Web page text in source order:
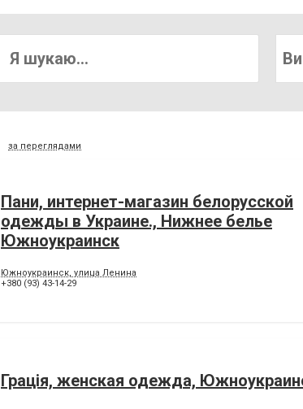
за переглядами
Пани, интернет-магазин белорусской
одежды в Украине., Нижнее белье
Южноукраинск
Южноукраинск, улица Ленина
+380 (93) 43-14-29
Грацiя, женская одежда,